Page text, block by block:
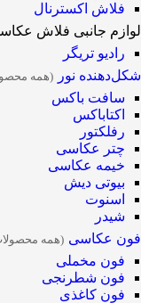
فلاش اکسترنال
لوازم جانبی فلاش
رادیو تریگر
شکل‌دهنده نور
(همه
سافت باکس
اکتاباکس
رفلکتور
چتر عکاسی
خیمه عکاسی
بیوتی دیش
اسنوت
شیدر
فون عکاسی (همه
فون مخملی
فون شطرنجی
فون کاغذی